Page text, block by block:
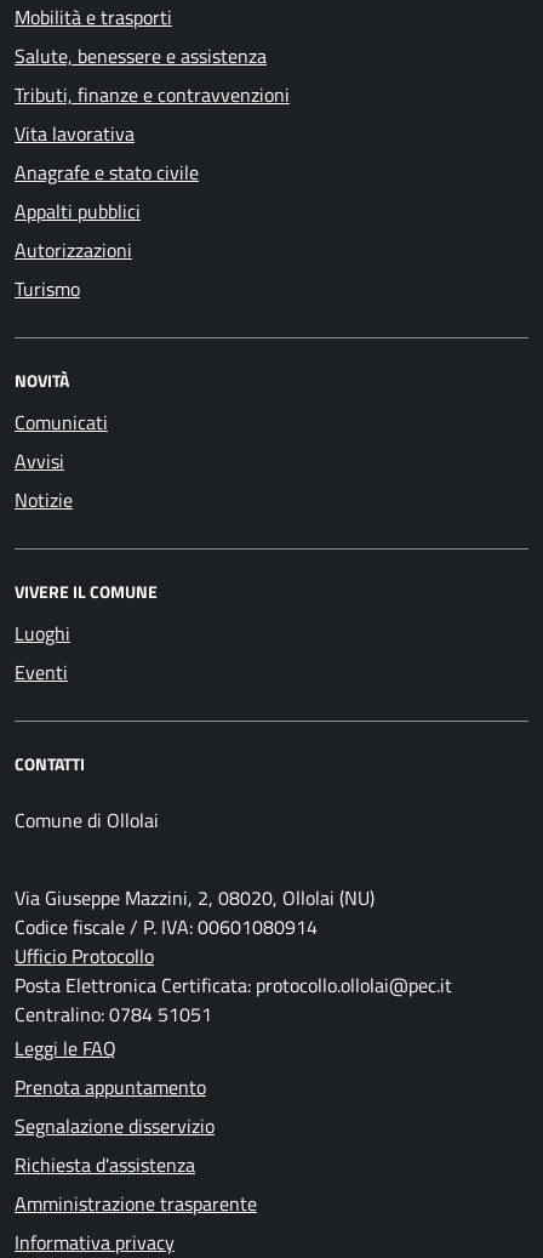
Mobilità e trasporti
Salute, benessere e assistenza
Tributi, finanze e contravvenzioni
Vita lavorativa
Anagrafe e stato civile
Appalti pubblici
Autorizzazioni
Turismo
NOVITÀ
Comunicati
Avvisi
Notizie
VIVERE IL COMUNE
Luoghi
Eventi
CONTATTI
Comune di Ollolai
Via Giuseppe Mazzini, 2, 08020, Ollolai (NU)
Codice fiscale / P. IVA: 00601080914
Ufficio Protocollo
Posta Elettronica Certificata: protocollo.ollolai@pec.it
Centralino: 0784 51051
Leggi le FAQ
Prenota appuntamento
Segnalazione disservizio
Richiesta d'assistenza
Amministrazione trasparente
Informativa privacy